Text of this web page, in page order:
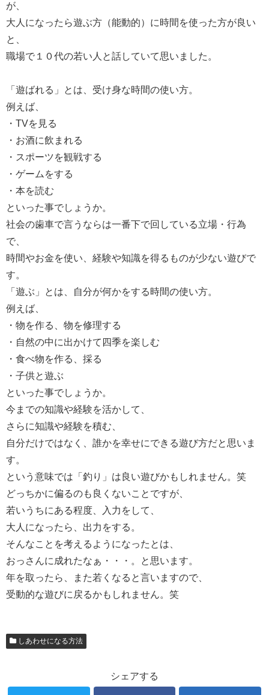
が、
大人になったら遊ぶ方（能動的）に時間を使った方が良い
と、
職場で１０代の若い人と話していて思いました。
「遊ばれる」とは、受け身な時間の使い方。
例えば、
・TVを見る
・お酒に飲まれる
・スポーツを観戦する
・ゲームをする
・本を読む
といった事でしょうか。
社会の歯車で言うならは一番下で回している立場・行為
で、
時間やお金を使い、経験や知識を得るものが少ない遊びで
す。
「遊ぶ」とは、自分が何かをする時間の使い方。
例えば、
・物を作る、物を修理する
・自然の中に出かけて四季を楽しむ
・食べ物を作る、採る
・子供と遊ぶ
といった事でしょうか。
今までの知識や経験を活かして、
さらに知識や経験を積む、
自分だけではなく、誰かを幸せにできる遊び方だと思いま
す。
という意味では「釣り」は良い遊びかもしれません。笑
どっちかに偏るのも良くないことですが、
若いうちにある程度、入力をして、
大人になったら、出力をする。
そんなことを考えるようになったとは、
おっさんに成れたなぁ・・・。と思います。
年を取ったら、また若くなると言いますので、
受動的な遊びに戻るかもしれません。笑
しあわせになる方法
シェアする